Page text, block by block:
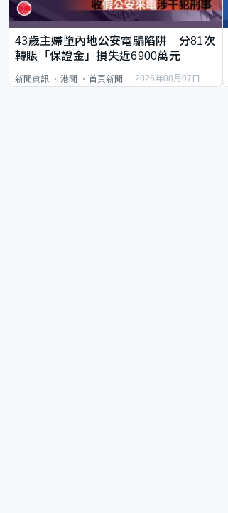
43歲主婦墮內地公安電騙陷阱 分81次
轉賬「保證金」損失近6900萬元
新聞資訊 港聞 首頁新聞 2026年08月07日